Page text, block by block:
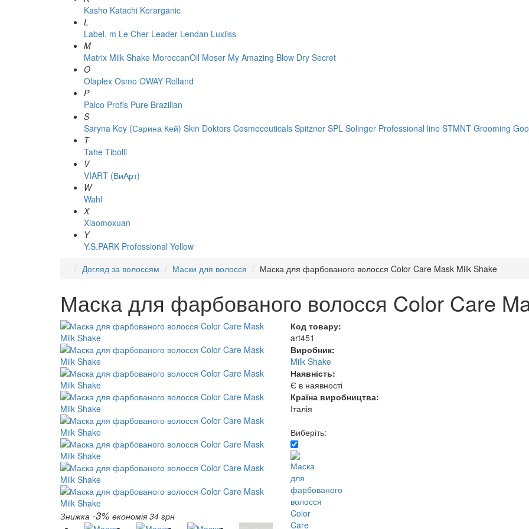
Kasho Katachi Kerarganic
L
Label. m Le Cher Leader Lendan Luxliss
M
Matrix Milk Shake MoroccanOil Moser My Amazing Blow Dry Secret
O
Olaplex Osmo OWAY Rolland
P
Palco Profis Pure Brazilian
S
Saryna Key (Сарина Кей) Skin Doktors Cosmeceuticals Spitzner SPL Solinger Professional line STMNT Grooming
T
Tahe Tibolli
V
VIART (ВиАрт)
W
Wahl
X
Xiaomoxuan
Y
Y.S.PARK Professional Yellow
Догляд за волоссям
Маски для волосся Маска для фарбованого волосся Color Care Mask Milk Shake
Маска для фарбованого волосся Color Care
Знижка -3% економія 34 грн
Код товару:
art451
Виробник:
Milk Shake
Наявність:
Є в наявності
Країна виробництва:
Італія
Виберіть: